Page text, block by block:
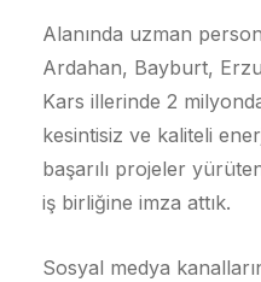
Alanında uzman
Ardahan, Bayburt,
Kars illerinde 2
kesintisiz ve kaliteli
başarılı projeler
iş birliğine imza attık.
Sosyal medya